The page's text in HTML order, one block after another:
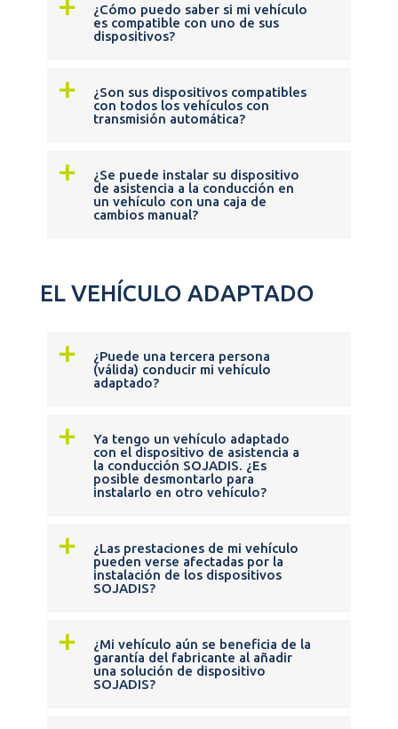
a
¿Cómo puedo saber si mi vehículo
es compatible con uno de sus
dispositivos?
a
¿Son sus dispositivos compatibles
con todos los vehículos con
transmisión automática?
a
¿Se puede instalar su dispositivo
de asistencia a la conducción en
un vehículo con una caja de
cambios manual?
EL VEHÍCULO ADAPTADO
a
¿Puede una tercera persona
(válida) conducir mi vehículo
adaptado?
a
Ya tengo un vehículo adaptado
con el dispositivo de asistencia a
la conducción SOJADIS. ¿Es
posible desmontarlo para
instalarlo en otro vehículo?
a
¿Las prestaciones de mi vehículo
pueden verse afectadas por la
instalación de los dispositivos
SOJADIS?
a
¿Mi vehículo aún se beneficia de la
garantía del fabricante al añadir
una solución de dispositivo
SOJADIS?